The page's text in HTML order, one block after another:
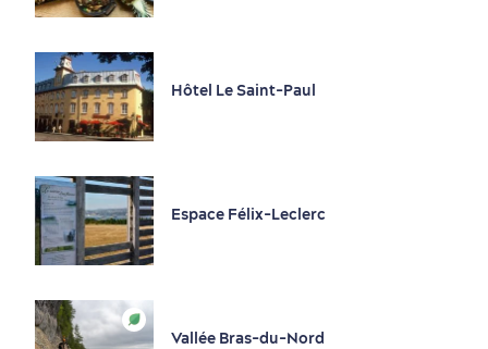
Musées
Observation de la faune et ornithologie
Organisateurs d’activités et producteurs
d’événements
Parcs et centres de plein air
Bases et centres de plein air
Parcs, réserves et stations touristiques
Promenade et visite de jardins
Hôtel Le Saint-Paul
Espace Félix-Leclerc
Vallée Bras-du-Nord